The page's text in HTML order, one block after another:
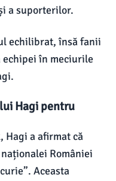
a suporterilor.
echilibrat, însă fanii
în meciurile
Hagi pentru
Hagi a afirmat că
României
Aceasta